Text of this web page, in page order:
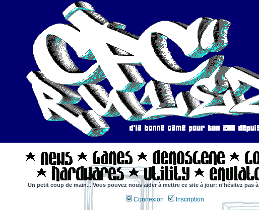
Un petit coup de main... Vous pouvez nous aider à mettre ce site à jour: n'hésitez pas à
Connexion Inscription